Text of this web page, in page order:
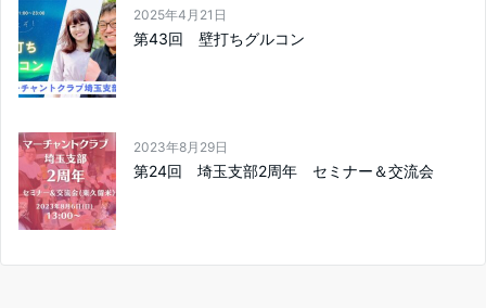
2025年4月21日
第43回 壁打ちグルコン
2023年8月29日
第24回 埼玉支部2周年 セミナー＆交流会